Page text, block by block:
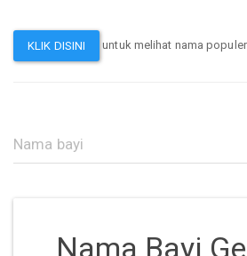
KLIK DISINI untuk melihat nama
Nama Bayi